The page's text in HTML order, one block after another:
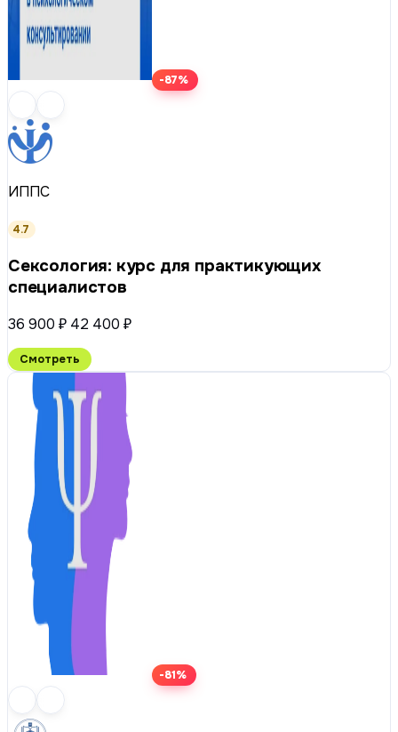
-87%
ИППС
4.7
Сексология: курс для практикующих
специалистов
36 900 ₽ 42 400 ₽
Смотреть
-81%